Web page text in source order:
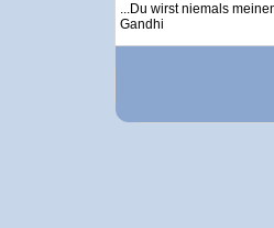
...Du wirst niemals
Gandhi